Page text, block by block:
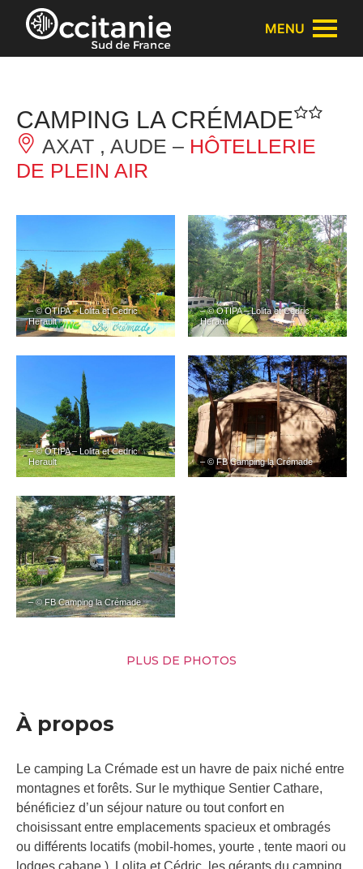
Panneau de gestion des cookies
MENU
CAMPING LA CRÉMADE
AXAT , AUDE – HÔTELLERIE
DE PLEIN AIR
– © OTIPA – Lolita et Cedric
Herault
– © OTIPA – Lolita et Cedric
Herault
– © OTIPA – Lolita et Cedric
Herault
– © FB Camping la Crémade
– © FB Camping la Crémade
PLUS DE PHOTOS
À propos
Le camping La Crémade est un havre de paix niché entre
montagnes et forêts. Sur le mythique Sentier Cathare,
bénéficiez d’un séjour nature ou tout confort en
choisissant entre emplacements spacieux et ombragés
ou différents locatifs (mobil-homes, yourte , tente maori ou